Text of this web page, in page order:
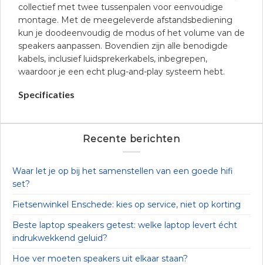
collectief met twee tussenpalen voor eenvoudige
montage. Met de meegeleverde afstandsbediening
kun je doodeenvoudig de modus of het volume van de
speakers aanpassen. Bovendien zijn alle benodigde
kabels, inclusief luidsprekerkabels, inbegrepen,
waardoor je een echt plug-and-play systeem hebt.
Specificaties
Recente berichten
Waar let je op bij het samenstellen van een goede hifi
set?
Fietsenwinkel Enschede: kies op service, niet op korting
Beste laptop speakers getest: welke laptop levert écht
indrukwekkend geluid?
Hoe ver moeten speakers uit elkaar staan?